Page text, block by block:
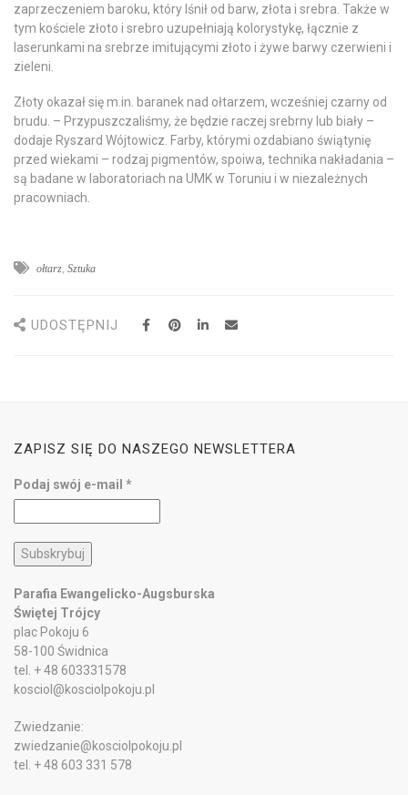
zaprzeczeniem baroku, który lśnił od barw, złota i srebra. Także w
tym kościele złoto i srebro uzupełniają kolorystykę, łącznie z
laserunkami na srebrze imitującymi złoto i żywe barwy czerwieni i
zieleni.
Złoty okazał się m.in. baranek nad ołtarzem, wcześniej czarny od
brudu. – Przypuszczaliśmy, że będzie raczej srebrny lub biały –
dodaje Ryszard Wójtowicz. Farby, którymi ozdabiano świątynię
przed wiekami – rodzaj pigmentów, spoiwa, technika nakładania –
są badane w laboratoriach na UMK w Toruniu i w niezależnych
pracowniach.
ołtarz Sztuka
UDOSTĘPNIJ
ZAPISZ SIĘ DO NASZEGO NEWSLETTERA
Podaj swój e-mail *
Parafia Ewangelicko-Augsburska
Świętej Trójcy
plac Pokoju 6
58-100 Świdnica
tel. + 48 603331578
kosciol@kosciolpokoju.pl
Zwiedzanie:
zwiedzanie@kosciolpokoju.pl
tel. + 48 603 331 578